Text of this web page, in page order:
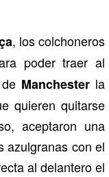
, los colchoneros
poder traer al
Manchester la
quieren quitarse
aceptaron una
azulgranas con el
al delantero el